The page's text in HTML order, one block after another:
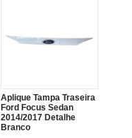
Aplique Tampa Traseira
Ford Focus Sedan
2014/2017 Detalhe
Branco